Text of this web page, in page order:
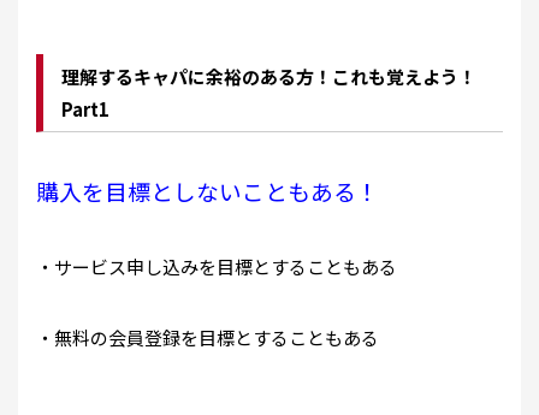
理解するキャパに余裕のある方！これも覚えよう！
Part1
購入を目標としないこともある！
・サービス申し込みを目標とすることもある
・無料の会員登録を目標とすることもある